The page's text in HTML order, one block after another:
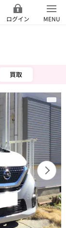
ログイン MENU
買取